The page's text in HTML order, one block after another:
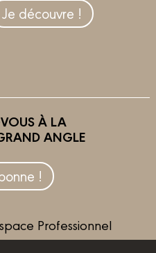
Je découvre !
À LA
ANGLE
!
Professionnel